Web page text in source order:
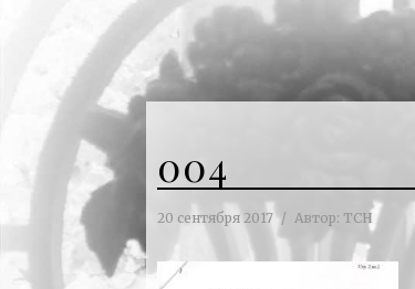
004
20 сентября 2017 Автор: ТСН